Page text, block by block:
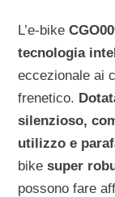
L’e-bike
tecnologia
eccezionale ai
frenetico.
silenzioso,
utilizzo e
bikesuper
possono fare